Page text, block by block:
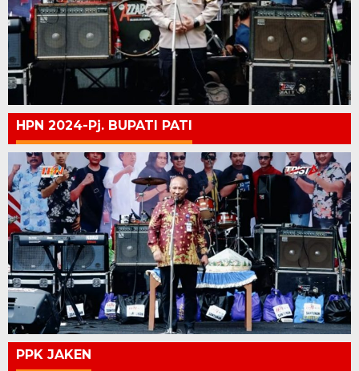
HPN 2024-Pj. BUPATI PATI
PPK JAKEN